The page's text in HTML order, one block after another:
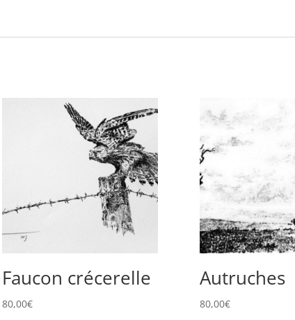
Faucon crécerelle
80,00€
Autruches
80,00€